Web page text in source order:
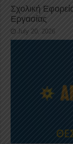
Σχολική
Εργασίας
July 20, 2026